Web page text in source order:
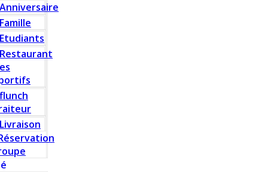
Anniversaire
Famille
Etudiants
Restaurant
flunch
Livraison